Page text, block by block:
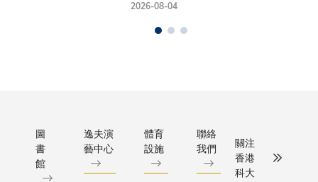
2026-08-04
圖
書
館
逸夫演
藝中心
體育
設施
聯絡
我們
關注
香港
科大